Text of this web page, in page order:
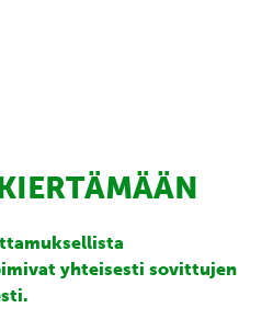
yhteisesti sovittujen